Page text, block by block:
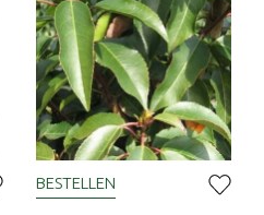
BESTELLEN